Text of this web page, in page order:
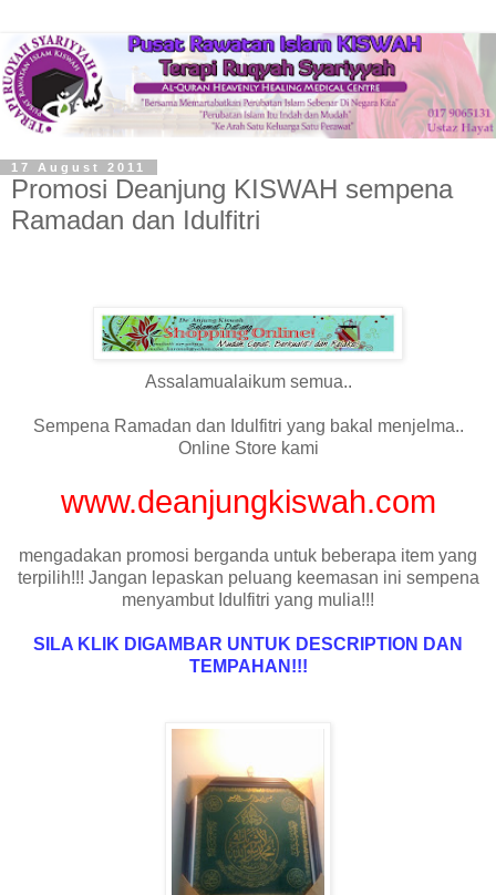
17 August 2011
Promosi Deanjung KISWAH sempena
Ramadan dan Idulfitri
Assalamualaikum semua..
Sempena Ramadan dan Idulfitri yang bakal menjelma..
Online Store kami
www.deanjungkiswah.com
mengadakan promosi berganda untuk beberapa item yang
terpilih!!! Jangan lepaskan peluang keemasan ini sempena
menyambut Idulfitri yang mulia!!!
SILA KLIK DIGAMBAR UNTUK DESCRIPTION DAN
TEMPAHAN!!!